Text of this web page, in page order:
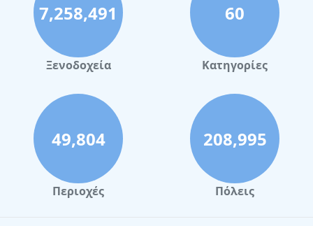
7,258,491
Ξενοδοχεία
60
Κατηγορίες
49,804
Περιοχές
208,995
Πόλεις